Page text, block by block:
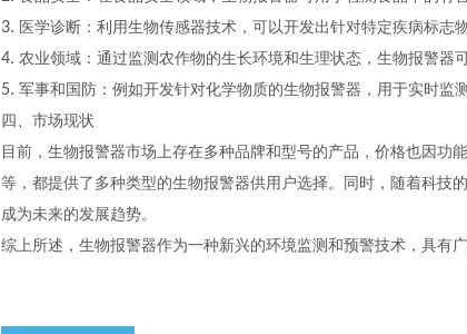
3. 医学诊断：利用生物传感器技术，可以开发出针对特定疾病标志
4. 农业领域：通过监测农作物的生长环境和生理状态，生物报警器
5. 军事和国防：例如开发针对化学物质的生物报警器，用于实时监
四、市场现状
目前，生物报警器市场上存在多种品牌和型号的产品，价格也因
等，都提供了多种类型的生物报警器供用户选择。同时，随着科技
成为未来的发展趋势。
综上所述，生物报警器作为一种新兴的环境监测和预警技术，具有